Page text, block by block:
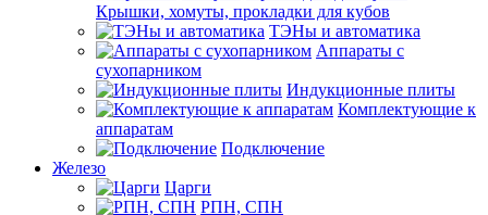
Крышки, хомуты, прокладки для кубов
ТЭНы и автоматика
Аппараты с
сухопарником
Индукционные плиты
Комплектующие к
аппаратам
Подключение
Железо
Царги
РПН, СПН